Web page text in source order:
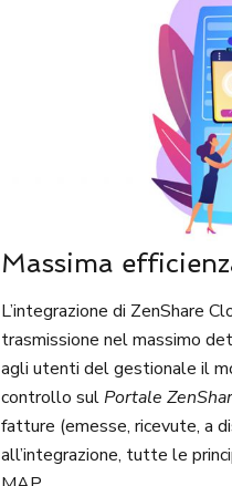
Massima
L’integrazione di ZenShare
trasmissione nel massimo
agli utenti del gestionale il
controllo sulPortale
fatture (emesse, ricevute, a
all’integrazione, tutte le